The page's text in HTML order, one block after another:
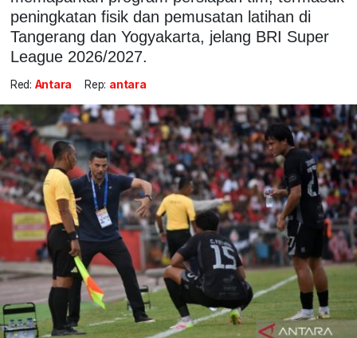
peningkatan fisik dan pemusatan latihan di
Tangerang dan Yogyakarta, jelang BRI Super
League 2026/2027.
Red: Antara Rep: antara